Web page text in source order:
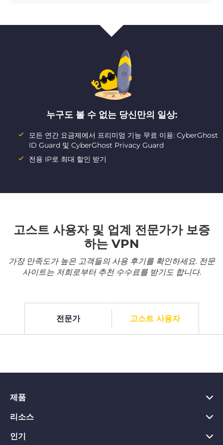
누구도 볼 수 없는 당신만의 일상:
모든 연간 요금제에서 프리미엄 기능 무료 이용: CyberGhost
ID Guard 및 CyberGhost Privacy Guard
전용 IP로 최대 할인 받기
고스트 사용자 및 업계 전문가가 보증
하는 VPN
가장 만족도가 높은 고객들의 사용 후기를 확인하세요. 전문
사이트는 저희로부터 추천 수수료를 받기도 합니다.
전문가 고스트 사용자
제품
PC용 VPN
Chrome용 VPN
리소스
VPN이란?
인기